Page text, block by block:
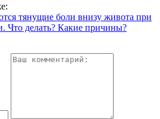
тянущие боли внизу живота при
Что делать? Какие причины?